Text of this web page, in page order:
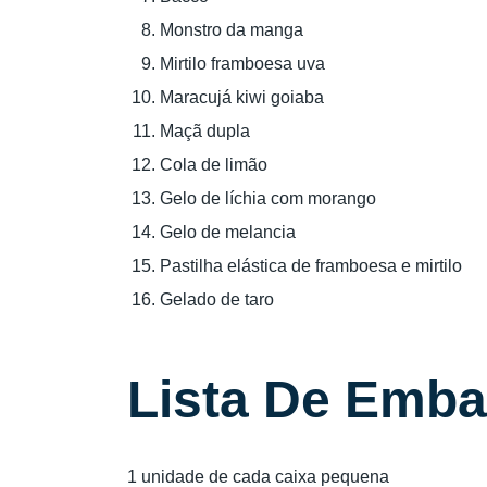
Monstro da manga
Mirtilo framboesa uva
Maracujá kiwi goiaba
Maçã dupla
Cola de limão
Gelo de líchia com morango
Gelo de melancia
Pastilha elástica de framboesa e mirtilo
Gelado de taro
Lista De
1 unidade de cada caixa pequena